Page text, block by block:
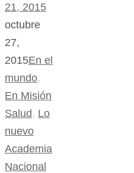
21, 2015
octubre
27,
2015En el
mundo,
En Misión
Salud, Lo
nuevo
Academia
Nacional